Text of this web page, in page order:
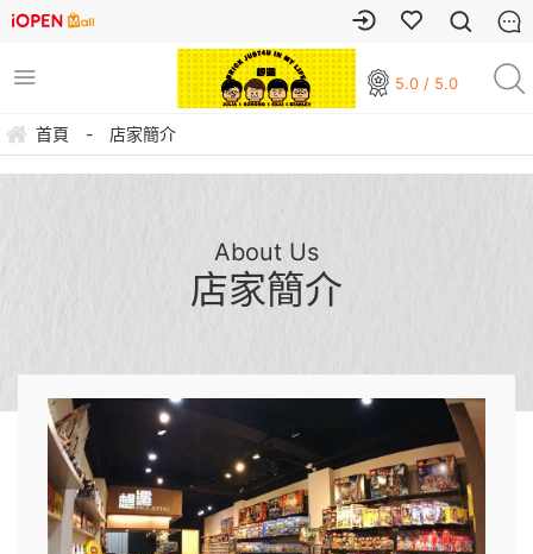
5.0 / 5.0
首頁 - 店家簡介
About Us
店家簡介